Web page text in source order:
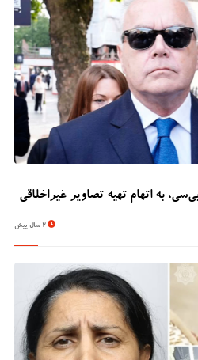
به اتهام تهیه تصاویر غیراخلاقی
2 سال پیش